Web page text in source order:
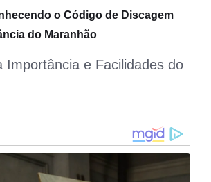
o Código de Discagem
do Maranhão
Importância e Facilidades do